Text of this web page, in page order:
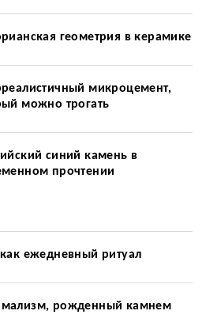
геометрия в керамике
микроцемент,
можно трогать
синий камень в
прочтении
ежедневный ритуал
рожденный камнем